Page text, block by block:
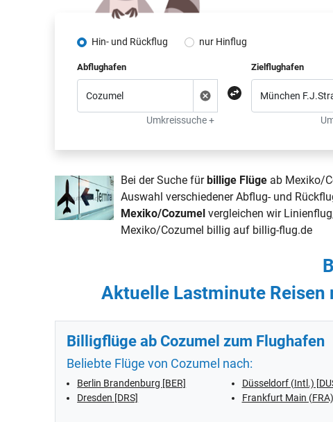
Hin- und Rückflug nur Hinflug
Abflughafen
Umkreissuche +
Zielflughafen
Bei der Suche fürbillige Flüge ab Mexiko/
Auswahl verschiedener Abflug- und
Mexiko/Cozumel vergleichen wir
Mexiko/Cozumel billig auf billig-flug.de
Aktuelle Lastminute Reisen
Billigflüge ab Cozumel zum Flughafen
Beliebte Flüge von Cozumel nach:
Berlin Brandenburg [BER]
Dresden [DRS]
Düsseldorf (Intl.)
Frankfurt Main